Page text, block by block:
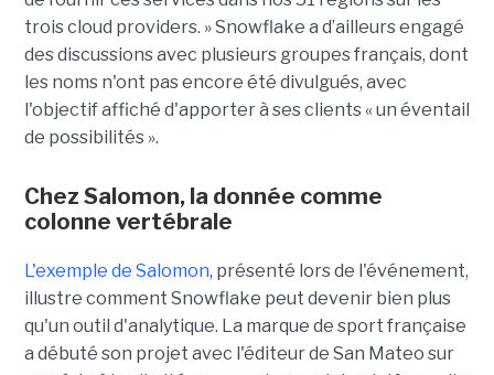
trois cloud providers. » Snowflake a d’ailleurs engagé
des discussions avec plusieurs groupes français, dont
les noms n'ont pas encore été divulgués, avec
l'objectif affiché d'apporter à ses clients « un éventail
de possibilités ».
Chez Salomon, la donnée comme
colonne vertébrale
L'exemple de Salomon, présenté lors de l'événement,
illustre comment Snowflake peut devenir bien plus
qu'un outil d'analytique. La marque de sport française
a débuté son projet avec l'éditeur de San Mateo sur